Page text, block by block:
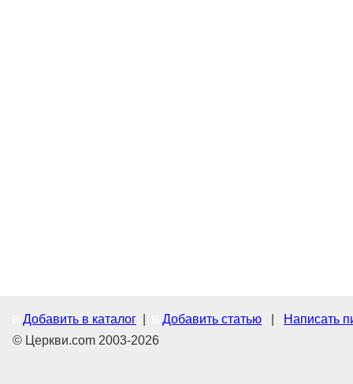
Добавить в каталог Добавить статью
Написать
© Церкви.com 2003-2026